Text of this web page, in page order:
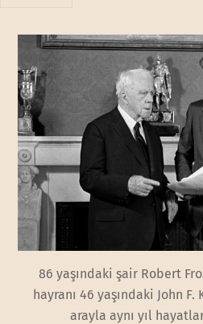
86 yaşındaki şair Robert
hayranı 46 yaşındaki John F.
arayla aynı yıl